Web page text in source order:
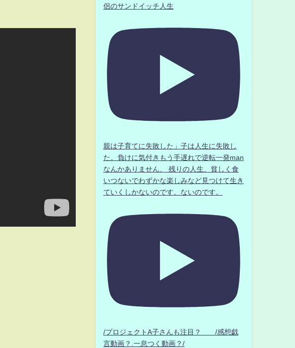
侶のサンドイッチ人生
親は子育てに失敗した」子は人生に失敗し
た。負けに気付きもう手遅れで逆転一発man
なんかありません、 残りの人生、貧しく食
いつないでわずかな楽しみなど見つけて生き
ていくしかないのです。ないのです。
/プロジェクトA子さんも注目？ /感想戯
言動画？.一息つく動画？/